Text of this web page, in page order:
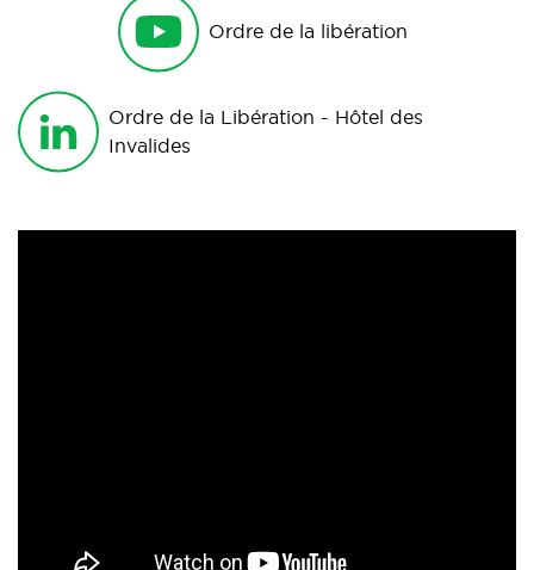
Ordre de la libération
Ordre de la Libération - Hôtel des
Invalides